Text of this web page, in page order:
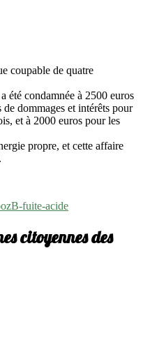
coupable de quatre
été condamnée à 2500 euros
dommages et intérêts pour
et à 2000 euros pour les
propre, et cette affaire
fuite-acide
citoyennes des